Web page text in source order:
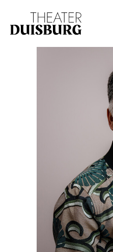
Zur Hauptnavigation springen
Zum Footer springen